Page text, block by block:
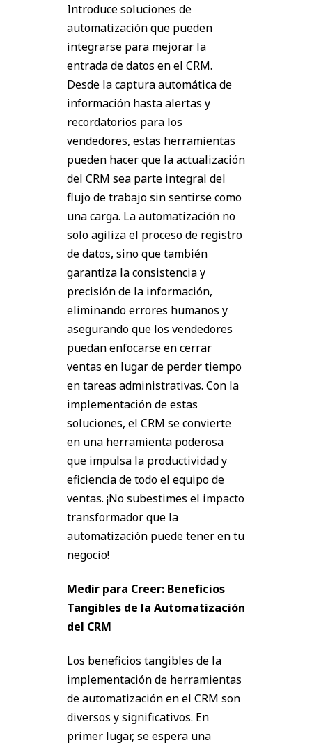
Introduce soluciones de
automatización que pueden
integrarse para mejorar la
entrada de datos en el CRM.
Desde la captura automática de
información hasta alertas y
recordatorios para los
vendedores, estas herramientas
pueden hacer que la actualización
del CRM sea parte integral del
flujo de trabajo sin sentirse como
una carga. La automatización no
solo agiliza el proceso de registro
de datos, sino que también
garantiza la consistencia y
precisión de la información,
eliminando errores humanos y
asegurando que los vendedores
puedan enfocarse en cerrar
ventas en lugar de perder tiempo
en tareas administrativas. Con la
implementación de estas
soluciones, el CRM se convierte
en una herramienta poderosa
que impulsa la productividad y
eficiencia de todo el equipo de
ventas. ¡No subestimes el impacto
transformador que la
automatización puede tener en tu
negocio!
Medir para Creer: Beneficios
Tangibles de la Automatización
del CRM
Los beneficios tangibles de la
implementación de herramientas
de automatización en el CRM son
diversos y significativos. En
primer lugar, se espera una